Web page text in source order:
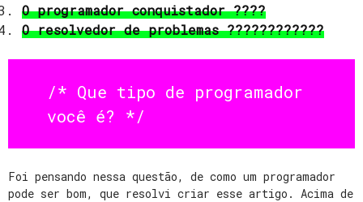
O programador conquistador ????
O resolvedor de problemas ????????‍????
/* Que tipo de programador
você é? */
Foi pensando nessa questão, de como um programador
pode ser bom, que resolvi criar esse artigo. Acima de